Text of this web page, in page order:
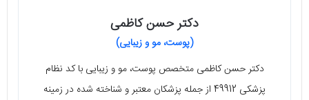
دکتر حسن کاظمی
(پوست، مو و زیبایی)
دکتر حسن کاظمی متخصص پوست، مو و زیبایی با کد نظام
پزشکی 49912 از جمله پزشکان معتبر و شناخته شده در زمینه